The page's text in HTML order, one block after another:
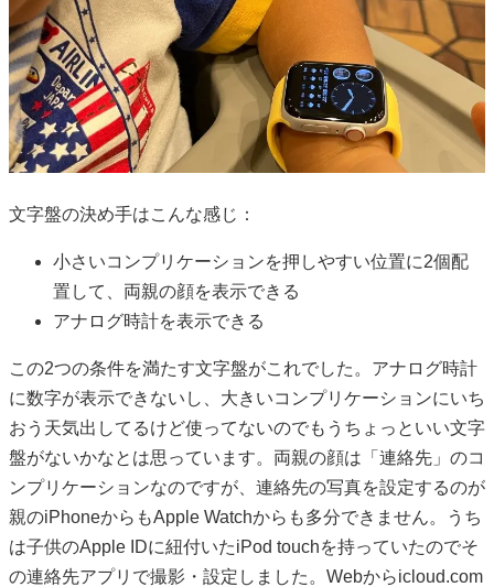
文字盤の決め手はこんな感じ：
小さいコンプリケーションを押しやすい位置に2個配
置して、両親の顔を表示できる
アナログ時計を表示できる
この2つの条件を満たす文字盤がこれでした。アナログ時計
に数字が表示できないし、大きいコンプリケーションにいち
おう天気出してるけど使ってないのでもうちょっといい文字
盤がないかなとは思っています。両親の顔は「連絡先」のコ
ンプリケーションなのですが、連絡先の写真を設定するのが
親のiPhoneからもApple Watchからも多分できません。うち
は子供のApple IDに紐付いたiPod touchを持っていたのでそ
の連絡先アプリで撮影・設定しました。Webからicloud.com